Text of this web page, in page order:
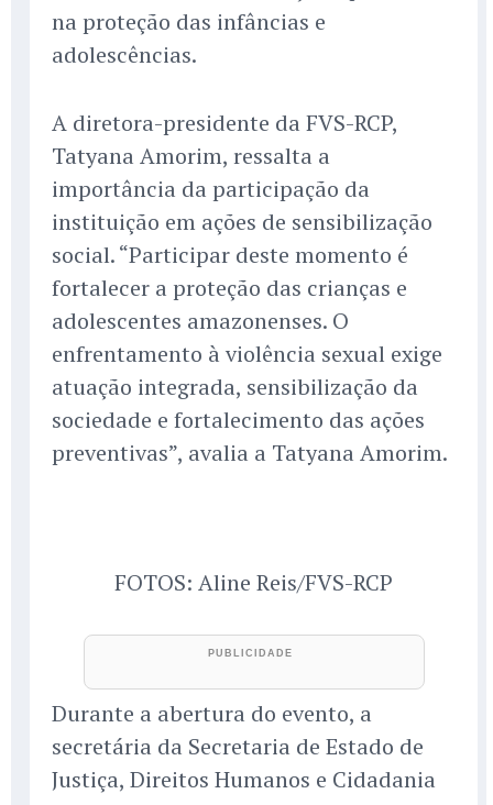
na proteção das infâncias e
adolescências.
A diretora-presidente da FVS-RCP,
Tatyana Amorim, ressalta a
importância da participação da
instituição em ações de sensibilização
social. “Participar deste momento é
fortalecer a proteção das crianças e
adolescentes amazonenses. O
enfrentamento à violência sexual exige
atuação integrada, sensibilização da
sociedade e fortalecimento das ações
preventivas”, avalia a Tatyana Amorim.
FOTOS: Aline Reis/FVS-RCP
Durante a abertura do evento, a
secretária da Secretaria de Estado de
Justiça, Direitos Humanos e Cidadania